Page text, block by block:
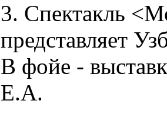
3. Спектакль
представляет
В фойе -
Е.А.